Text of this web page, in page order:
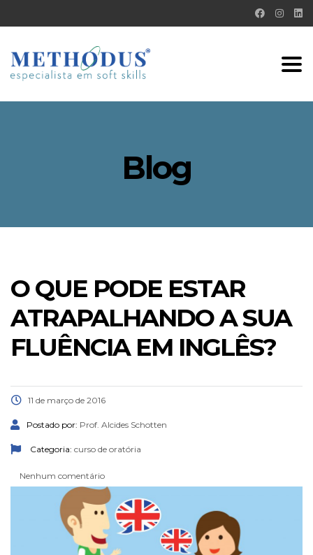
Blog
O QUE PODE ESTAR
ATRAPALHANDO A SUA
FLUÊNCIA EM INGLÊS?
11 de março de 2016
Postado por: Prof. Alcides Schotten
Categoria: curso de oratória
Nenhum comentário